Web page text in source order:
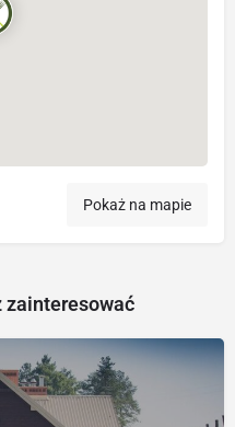
Pokaż na mapie
zainteresować